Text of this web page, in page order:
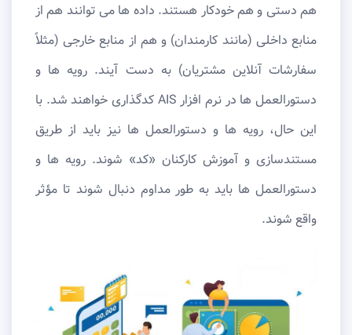
هم دستی و هم خودکار هستند. داده ها می توانند هم از
منابع داخلی (مانند کارمندان) و هم از منابع خارجی (مثلاً
سفارشات آنلاین مشتریان) به دست آیند. رویه ها و
دستورالعمل ها در نرم افزار AIS کدگذاری خواهند شد. با
این حال، رویه‌ ها و دستورالعمل ‌ها نیز باید از طریق
مستندسازی و آموزش کارکنان «کد» شوند. رویه ها و
دستورالعمل ها باید به طور مداوم دنبال شوند تا مؤثر
واقع شوند.